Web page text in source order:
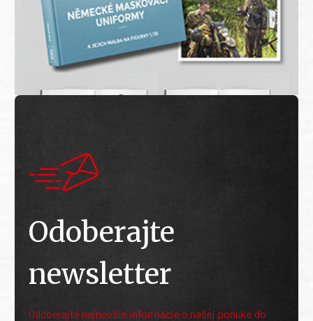
Odoberajte
newsletter
Odoberajte najnovšie informácie o našej ponuke do